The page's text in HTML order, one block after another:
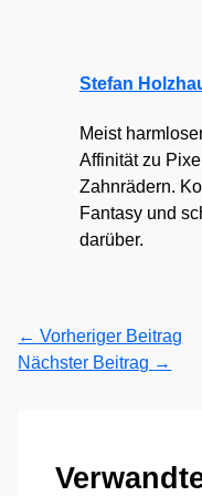
Stefan
Meist
Affinität zu
Zahnrädern.
Fantasy und
darüber.
← Vorheriger Beitrag
Nächster Beitrag →